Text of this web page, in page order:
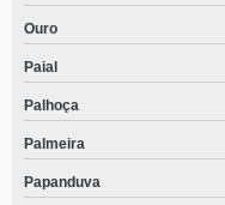
Ouro
Paial
Palhoça
Palmeira
Papanduva